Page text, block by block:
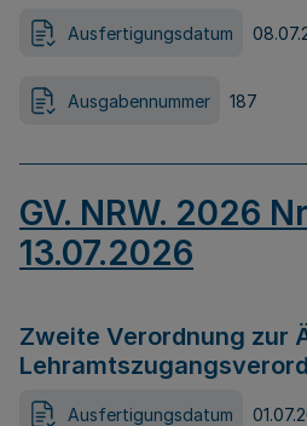
Ausfertigungsdatum
Ausgabennummer 187
GV. NRW. 2026
13.07.2026
Zweite Verordnung zur
Ausfertigungsdatum